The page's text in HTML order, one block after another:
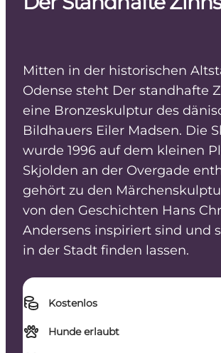
Mitten in der historischen
Odense steht Der standhafte
eine Bronzeskulptur des
Bildhauers Eiler Madsen. Die
wurde 1996 auf dem kleinen
Skjolden an der Overgade
gehört zu den
von den Geschichten Hans
Andersens inspiriert sind und
in der Stadt finden lassen.
Kostenlos
Hunde erlaubt